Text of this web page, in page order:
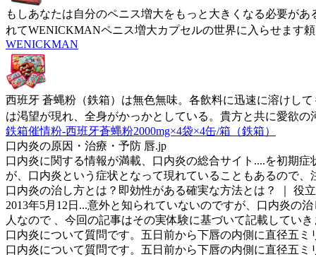
もしあなたは自分のペニス増大をもっと大きくなる必要が
れてWENICKMANペニス増大カプセルの世界に入らせます
WENICKMAN
西班牙 蒼蝿粉（鉄箱）は無色無味。各飲料に迅速に溶けし
は渇望が現れ、全身がかっかとしている。貴方と共に愛欲
鉄箱催情粉-西班牙蒼蝿粉2000mg×4袋×4缶/箱（鉄箱）
口内炎の原因・治療・予防 唇.jp
口内炎に関する情報が満載、口内炎の総合サイト....を初期
が、口内炎という症状となって現れていることもあるので、
口内炎の治し方とは？即効性がある確実な方法とは？ ｜ 役
2013年5月12日...意外と知られていないのですが、口内炎の
人なので 、今回の記事はその実体験に基づいて記載していき
口内炎について質問です。五日前から下唇の内側に直径五ミ
口内炎について質問です。五日前から下唇の内側に直径五